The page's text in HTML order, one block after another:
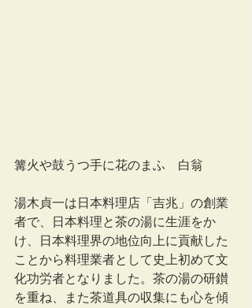
篝火や鼓うつ手に花のまふ　白翁
湯木貞一は日本料理店「吉兆」の創業
者で、日本料理と茶の湯に生涯をか
け、日本料理界の地位向上に貢献した
ことから料理業者として史上初めて文
化功労者となりました。茶の湯の研鑚
を重ね、また茶道具の収集にも心を傾